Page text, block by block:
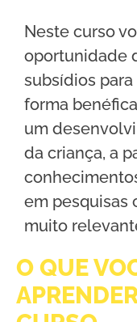
Neste curso
oportunidade
subsídios
forma
um
da criança, a
em pesquisas
muito
O QUE